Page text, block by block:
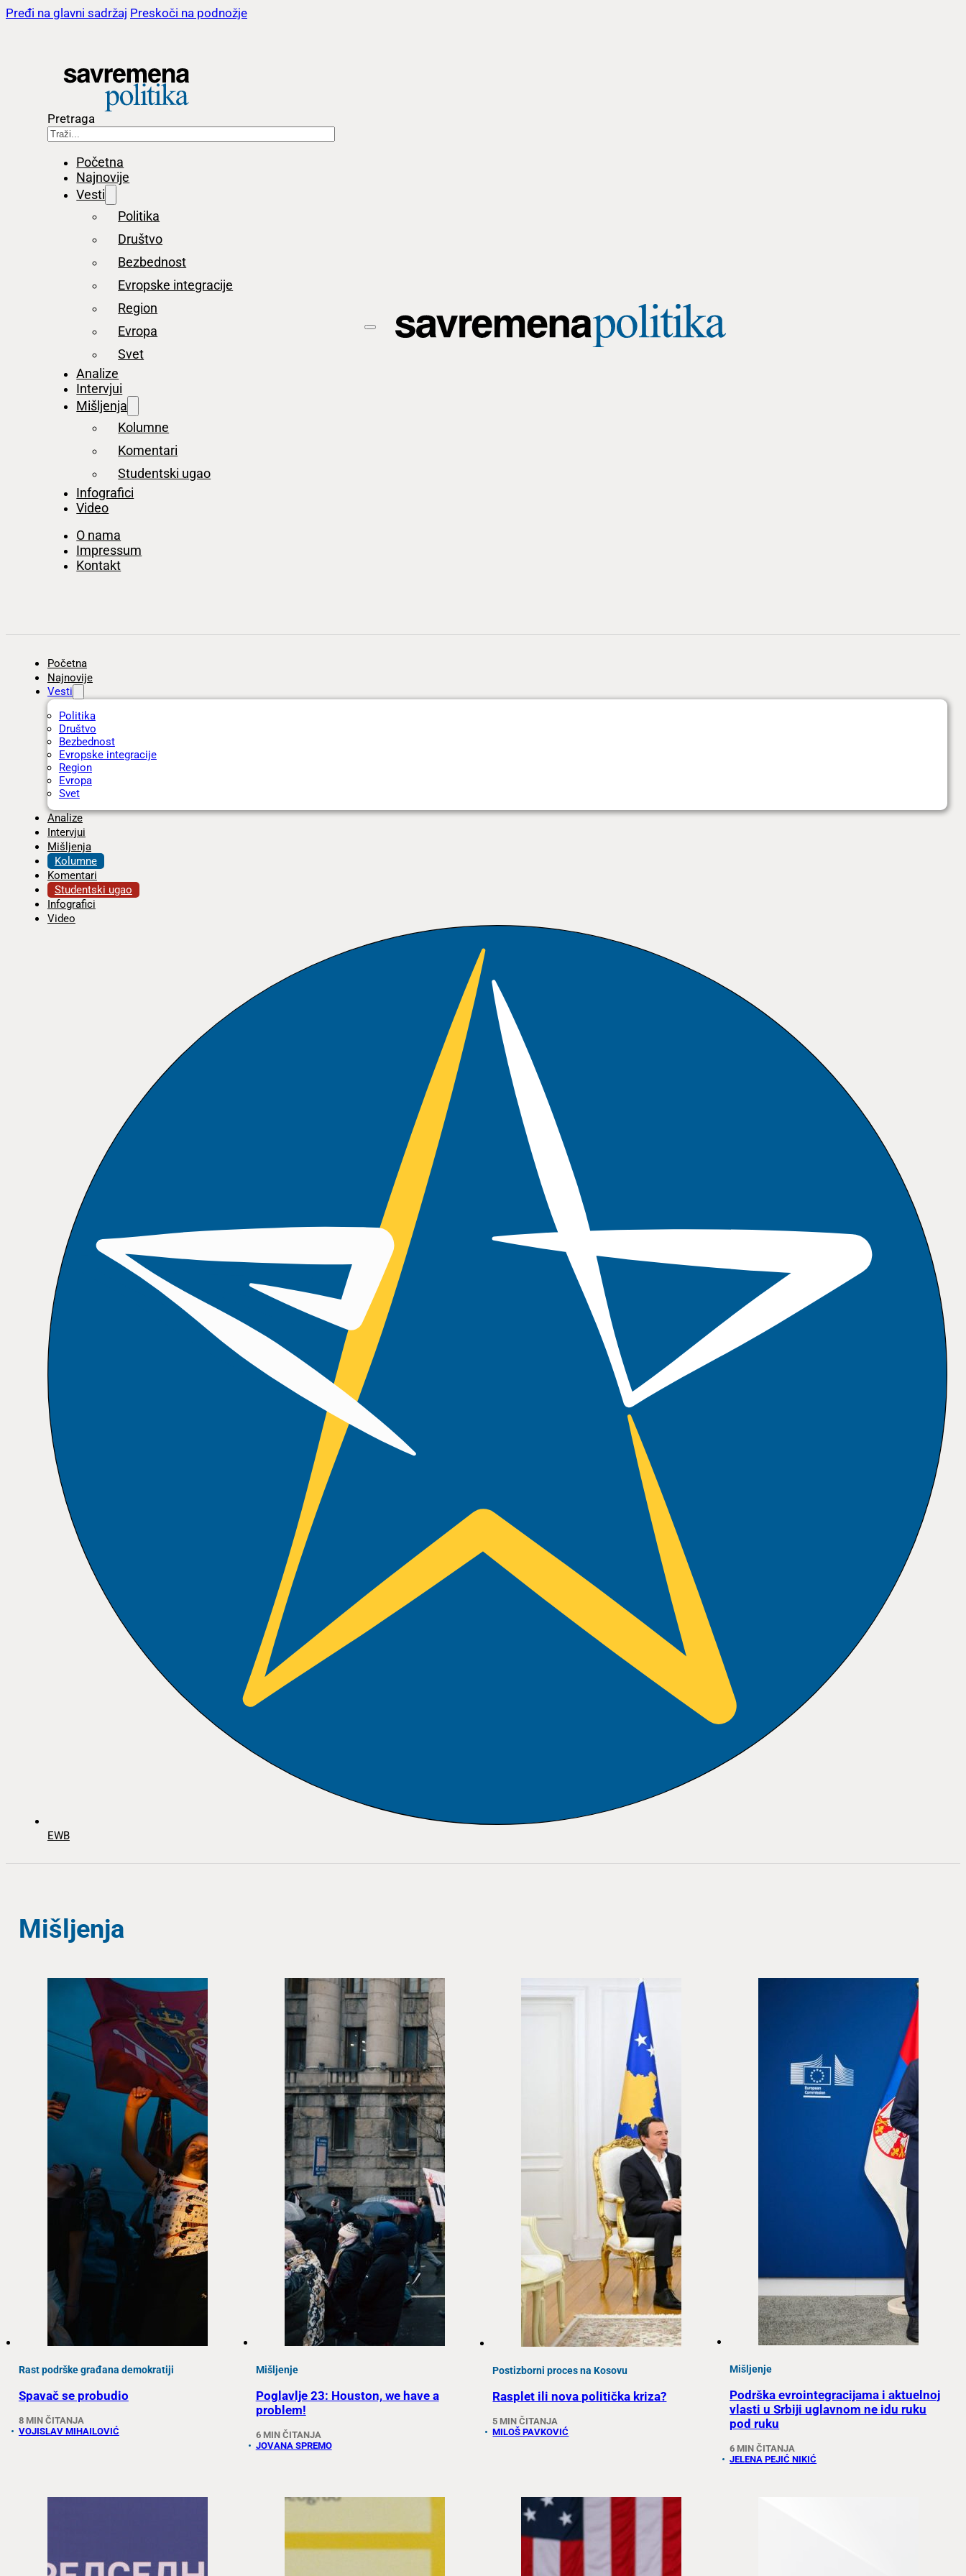
Pređi na glavni sadržaj Preskoči na podnožje
Pretraga
Početna
Najnovije
Vesti
Politika
Društvo
Bezbednost
Evropske integracije
Region
Evropa
Svet
Analize
Intervjui
Mišljenja
Kolumne
Komentari
Studentski ugao
Infografici
Video
O nama
Impressum
Kontakt
Početna
Najnovije
Vesti
Politika
Društvo
Bezbednost
Evropske integracije
Region
Evropa
Svet
Analize
Intervjui
Mišljenja
Kolumne
Komentari
Studentski ugao
Infografici
Video
EWB
Mišljenja
Rast podrške građana demokratiji
Spavač se probudio
8 MIN ČITANJA
VOJISLAV MIHAILOVIĆ
Mišljenje
Poglavlje 23: Houston, we have a
problem!
6 MIN ČITANJA
JOVANA SPREMO
Postizborni proces na Kosovu
Rasplet ili nova politička kriza?
5 MIN ČITANJA
MILOŠ PAVKOVIĆ
Mišljenje
Podrška evrointegracijama i aktuelnoj
vlasti u Srbiji uglavnom ne idu ruku
pod ruku
6 MIN ČITANJA
JELENA PEJIĆ NIKIĆ